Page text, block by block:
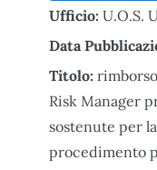
Ufficio: U.O.S.
Data
Titolo:
Risk Manager
sostenute per
procedimento